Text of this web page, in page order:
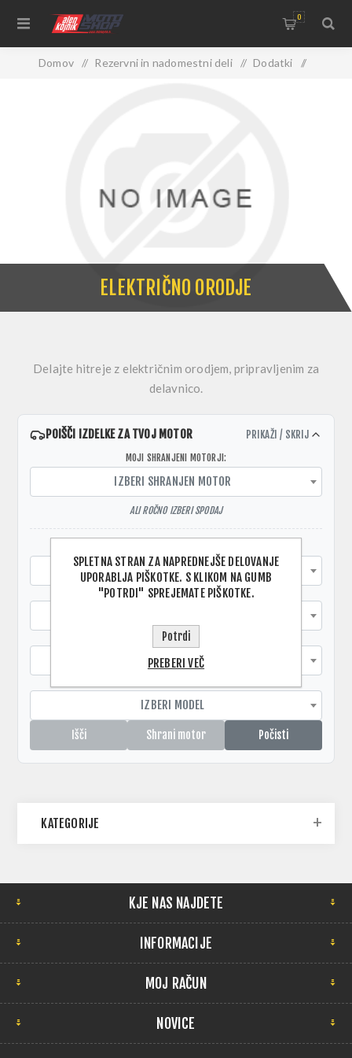
0
Domov / Rezervni in nadomestni deli / Dodatki /
ELEKTRIČNO ORODJE
Delajte hitreje z električnim orodjem, pripravljenim za
delavnico.
POIŠČI IZDELKE ZA TVOJ MOTOR PRIKAŽI / SKRIJ
MOJI SHRANJENI MOTORJI:
IZBERI SHRANJEN MOTOR
ALI ROČNO IZBERI SPODAJ
IZBERI SEGMENT
PROIZVAJALEC:
LETNIK:
IZBERI LETNIK:
IZBERI MODEL
Išči Shrani motor Počisti
KATEGORIJE
KJE NAS NAJDETE
INFORMACIJE
MOJ RAČUN
NOVICE
SPLETNA STRAN ZA NAPREDNEJŠE DELOVANJE
UPORABLJA PIŠKOTKE. S KLIKOM NA GUMB
"POTRDI" SPREJEMATE PIŠKOTKE.
Potrdi
PREBERI VEČ